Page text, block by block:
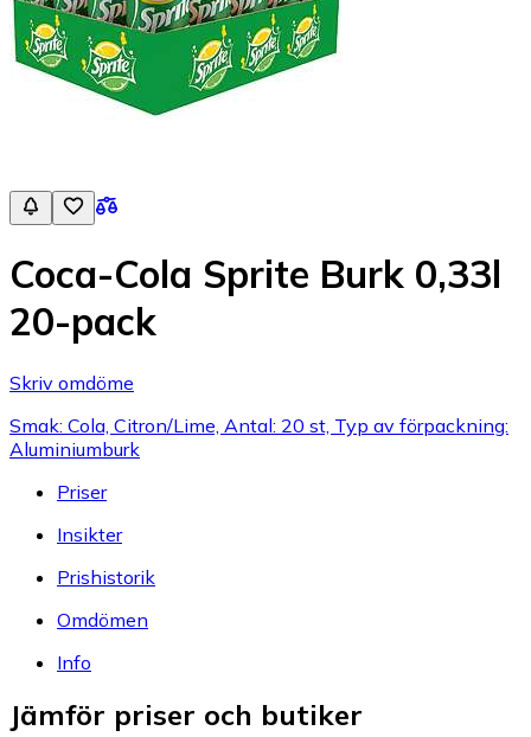
Coca-Cola Sprite Burk 0,33l
20-pack
Skriv omdöme
Smak: Cola, Citron/Lime, Antal: 20 st, Typ av förpackning:
Aluminiumburk
Priser
Insikter
Prishistorik
Omdömen
Info
Jämför priser och butiker